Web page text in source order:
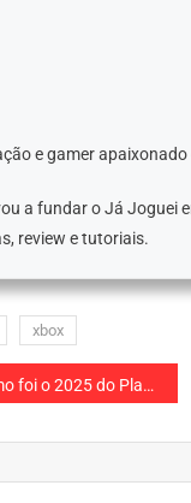
e gamer apaixonado
a fundar o Já Joguei
review e tutoriais.
xbox
o 2025 do Playstation